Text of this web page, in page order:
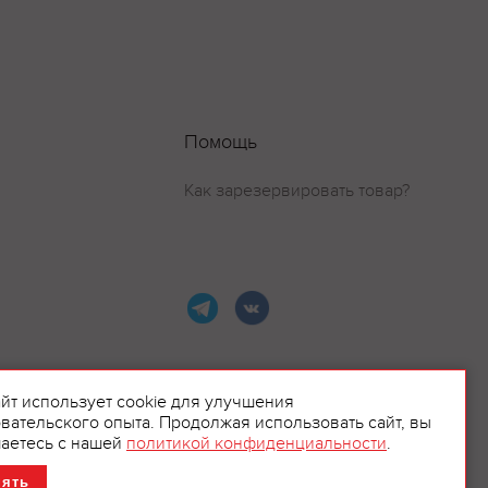
Помощь
Как зарезервировать товар?
использует cookie для улучшения
опыта. Продолжая использовать сайт, вы
с нашей политикой конфиденциальности.